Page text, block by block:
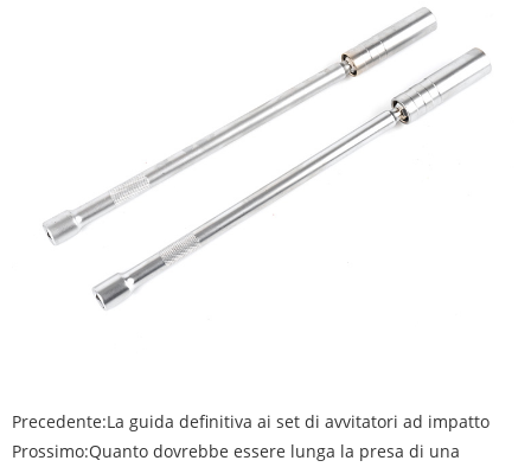
Precedente:La guida definitiva ai set di avvitatori ad impatto
Prossimo:Quanto dovrebbe essere lunga la presa di una